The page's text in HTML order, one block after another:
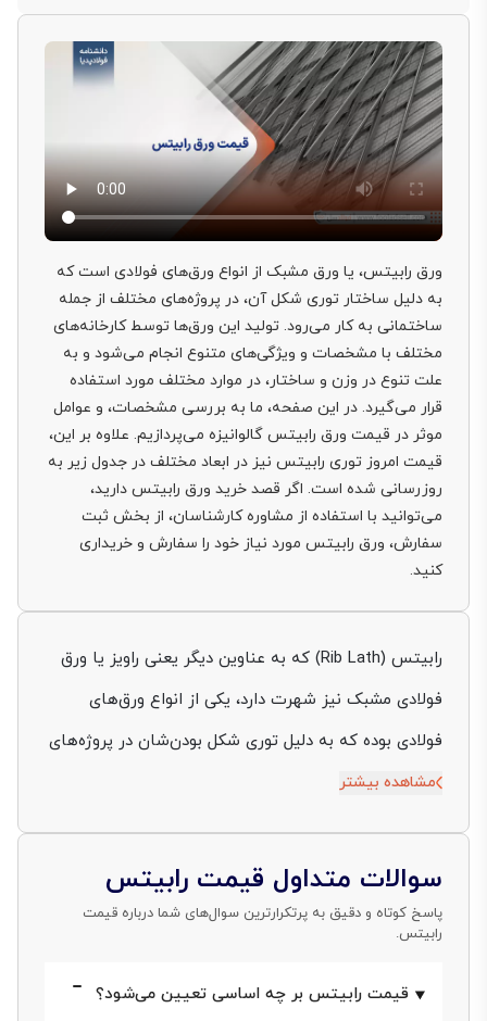
ورق رابیتس، یا ورق مشبک از انواع ورق‌های فولادی است که
به دلیل ساختار توری شکل آن، در پروژه‌های مختلف از جمله
ساختمانی به کار می‌رود. تولید این ورق‌ها توسط کارخانه‌های
مختلف با مشخصات و ویژگی‌های متنوع انجام می‌شود و به
علت تنوع در وزن و ساختار، در موارد مختلف مورد استفاده
قرار می‌گیرد. در این صفحه، ما به بررسی مشخصات، و عوامل
موثر در قیمت ورق رابیتس گالوانیزه می‌پردازیم. علاوه بر این،
قیمت امروز توری رابیتس نیز در ابعاد مختلف در جدول زیر به
روزرسانی شده است. اگر قصد خرید ورق رابیتس دارید،
می‌توانید با استفاده از مشاوره کارشناسان، از بخش ثبت
سفارش، ورق رابیتس مورد نیاز خود را سفارش و خریداری
کنید.
رابیتس (Rib Lath) که به عناوین دیگر یعنی راویز یا ورق
فولادی مشبک نیز شهرت دارد، یکی از انواع ورق‌های
فولادی بوده که به دلیل توری شکل بودن‌شان در پروژه‌های
ساختمانی، زیباسازی و تزئیناتی به کار گرفته می‌شود.
مشخصات و ویژگی‌های متنوع، قیمت رابیتس را
دستخوش تغییرات می‌کند.
وزن، تولید می‌شود و می‌توان انواع مختلف در دسته بندی
مشاهده بیشتر
سوالات متداول قیمت رابیتس
پاسخ کوتاه و دقیق به پرتکرارترین سوال‌های شما درباره قیمت
رابیتس.
قیمت‌ رابیتس بر چه اساسی تعیین می‌شود؟